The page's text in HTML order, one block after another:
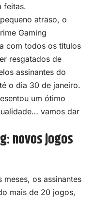
feitas.
atraso, o
Gaming
com todos os títulos
resgatados de
assinantes do
o dia 30 de janeiro.
um ótimo
vamos dar
novos jogos
meses, os assinantes
mais de 20 jogos,